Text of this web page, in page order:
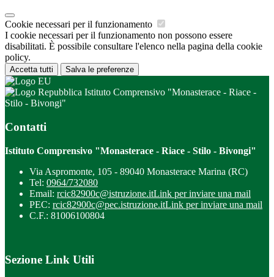
Cookie necessari per il funzionamento
I cookie necessari per il funzionamento non possono essere
disabilitati. È possibile consultare l'elenco nella pagina della cookie
policy.
Accetta tutti Salva le preferenze
Istituto Comprensivo "Monasterace - Riace -
Stilo - Bivongi"
Contatti
Istituto Comprensivo "Monasterace - Riace - Stilo - Bivongi"
Via Aspromonte, 105 - 89040 Monasterace Marina (RC)
Tel: 0964/732080
Email: rcic82900c@istruzione.itLink per inviare una mail
PEC: rcic82900c@pec.istruzione.itLink per inviare una mail
C.F.: 81006100804
Sezione Link Utili